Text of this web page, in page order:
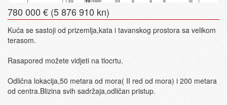
780 000 € (5 876 910 kn)
Kuća se sastoji od prizemlja,kata i tavanskog prostora sa velikom
terasom.
Rasapored možete vidjeti na tlocrtu.
Odlična lokacija,50 metara od mora( II red od mora) i 200 metara
od centra.Blizina svih sadržaja,odličan pristup.